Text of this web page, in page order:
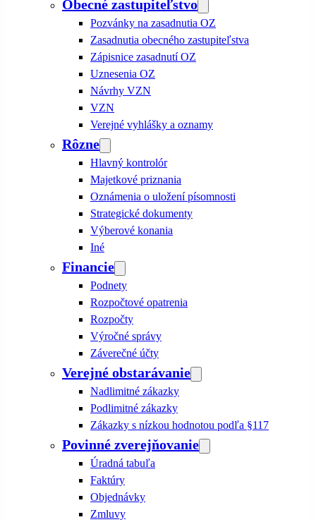
Obecné zastupiteľstvo
Pozvánky na zasadnutia OZ
Zasadnutia obecného zastupiteľstva
Zápisnice zasadnutí OZ
Uznesenia OZ
Návrhy VZN
VZN
Verejné vyhlášky a oznamy
Rôzne
Hlavný kontrolór
Majetkové priznania
Oznámenia o uložení písomnosti
Strategické dokumenty
Výberové konania
Iné
Financie
Podnety
Rozpočtové opatrenia
Rozpočty
Výročné správy
Záverečné účty
Verejné obstarávanie
Nadlimitné zákazky
Podlimitné zákazky
Zákazky s nízkou hodnotou podľa §117
Povinné zverejňovanie
Úradná tabuľa
Faktúry
Objednávky
Zmluvy